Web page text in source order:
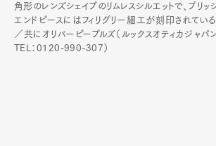
角形のレンズシェイプのリムレスシルエットで、ブリ
エンドピースにはフィリグリー細工が刻印されてい
／共にオリバーピープルズ（ルックスオティカジャパ
TEL：0120-990-307）